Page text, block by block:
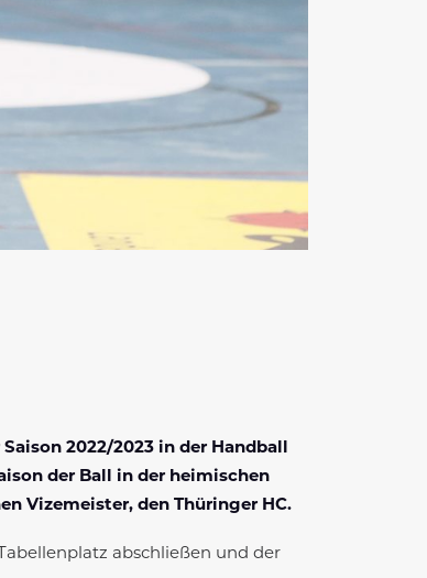
2022/2023 in der Handball
der Ball in der heimischen
Vizemeister, den Thüringer HC.
abschließen und der